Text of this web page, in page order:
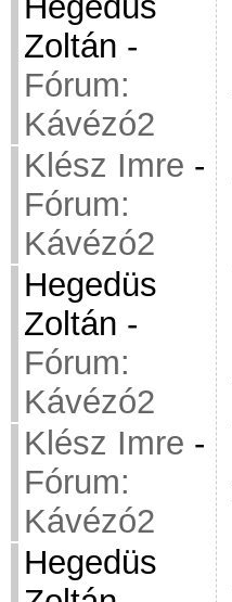
Zoltán -
Fórum:
Kávézó2
Klész Imre -
Fórum:
Kávézó2
Hegedüs
Zoltán -
Fórum:
Kávézó2
Klész Imre -
Fórum:
Kávézó2
Hegedüs